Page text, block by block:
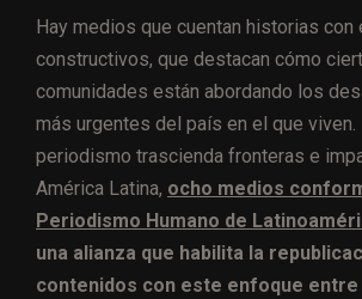
Hay medios que cuentan historias con
constructivos, que destacan cómo
comunidades están abordando los
más urgentes del país en el que viven.
periodismo trascienda fronteras e
América Latina, ocho medios
Periodismo Humano de
una alianza que habilita la
contenidos con este enfoque entre